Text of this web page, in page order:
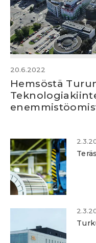
20.6.2022
Hemsöstä